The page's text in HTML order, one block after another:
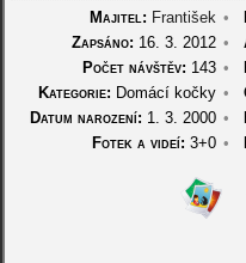
Majitel: František •
Zapsáno: 16. 3. 2012 •
Počet návštěv: 143 •
Kategorie: Domácí kočky •
Datum narození: 1. 3. 2000 •
Fotek a videí: 3+0 •